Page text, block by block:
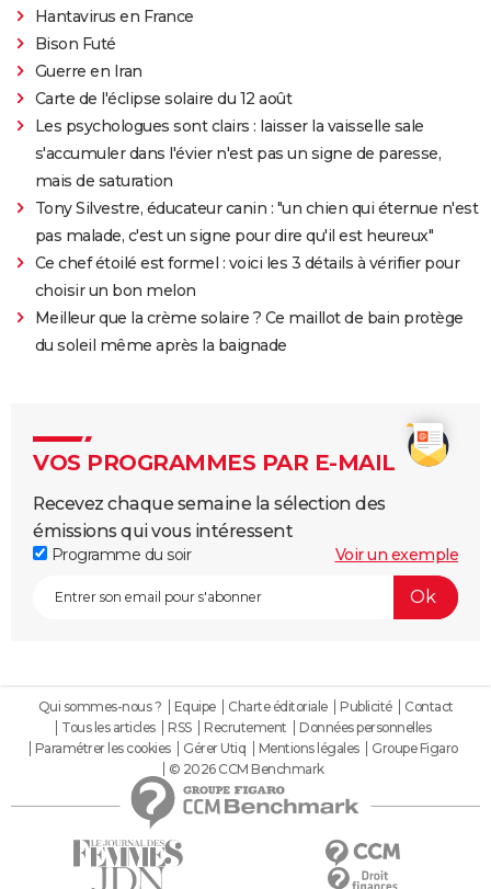
Hantavirus en France
Bison Futé
Guerre en Iran
Carte de l'éclipse solaire du 12 août
Les psychologues sont clairs : laisser la vaisselle sale
s'accumuler dans l'évier n'est pas un signe de paresse,
mais de saturation
Tony Silvestre, éducateur canin : "un chien qui éternue n'est
pas malade, c'est un signe pour dire qu'il est heureux"
Ce chef étoilé est formel : voici les 3 détails à vérifier pour
choisir un bon melon
Meilleur que la crème solaire ? Ce maillot de bain protège
du soleil même après la baignade
VOS PROGRAMMES PAR E-MAIL
Recevez chaque semaine la sélection des
émissions qui vous intéressent
Programme du soir Voir un exemple
Qui sommes-nous ? Equipe Charte éditoriale Publicité
Contact
Tous les articles
RSS Recrutement
Données personnelles
Paramétrer les cookies
Gérer Utiq Mentions légales
Groupe Figaro
© 2026 CCM Benchmark